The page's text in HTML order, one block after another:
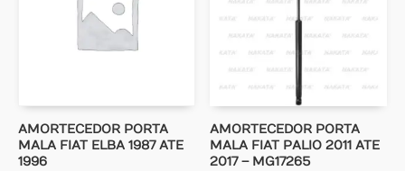
AMORTECEDOR PORTA
MALA FIAT ELBA 1987 ATE
1996
AMORTECEDOR PORTA
MALA FIAT PALIO 2011 ATE
2017 – MG17265